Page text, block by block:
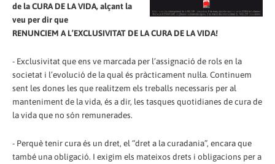
de la CURA DE LA VIDA, alçant la
veu per dir que
RENUNCIEM A L’EXCLUSIVITAT DE LA CURA DE LA VIDA!
- Exclusivitat que ens ve marcada per l’assignació de rols en la
societat i l’evolució de la qual és pràcticament nul·la. Continuem
sent les dones les que realitzem els treballs necessaris per al
manteniment de la vida, és a dir, les tasques quotidianes de cura de
la vida que no són remunerades.
- Perquè tenir cura és un dret, el “dret a la curadania”, encara que
també una obligació. I exigim els mateixos drets i obligacions per a